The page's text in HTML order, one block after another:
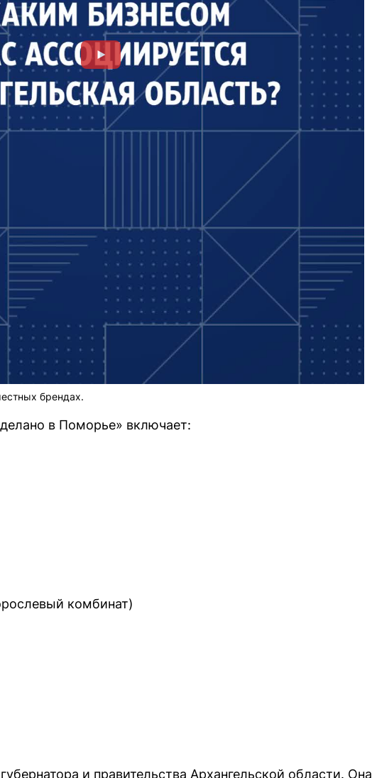
брендах.
в Поморье» включает:
комбинат)
и правительства Архангельской области. Она